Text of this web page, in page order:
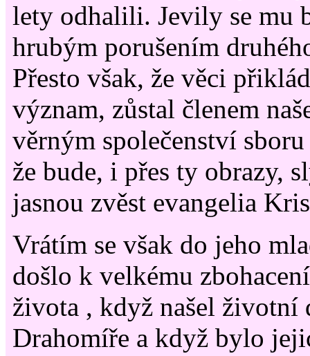
lety odhalili. Jevily se mu
hrubým porušením
Přesto však, že věci
význam, zůstal členem
věrným společenství
že bude, i přes ty obrazy,
jasnou zvěst
Vrátím se však do jeho
došlo k velkému
života , když našel životní
Drahomíře a když bylo